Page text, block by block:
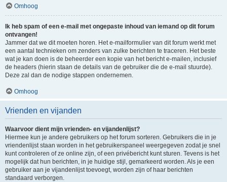
Omhoog
Ik heb spam of een e-mail met ongepaste inhoud van iemand op dit forum
ontvangen!
Jammer dat we dit moeten horen. Het e-mailformulier van dit forum werkt met
een aantal technieken om zenders van zulke berichten te traceren. Het beste
wat je kan doen is de beheerder een kopie van het bericht e-mailen, inclusief
de headers (hierin staan de details van de gebruiker die de e-mail stuurde).
Deze zal dan de nodige stappen ondernemen.
Omhoog
Vrienden en vijanden
Waarvoor dient mijn vrienden- en vijandenlijst?
Hiermee kun je andere gebruikers op het forum sorteren. Gebruikers die in je
vriendenlijst staan worden in het gebruikerspaneel weergegeven zodat je snel
kunt controleren of ze online zijn, of een privébericht kunt sturen. Tevens is het
mogelijk dat hun berichten, in je huidige stijl, gemarkeerd worden. Als je een
gebruiker aan je vijandenlijst toevoegt, worden zijn of haar berichten
standaard verborgen.